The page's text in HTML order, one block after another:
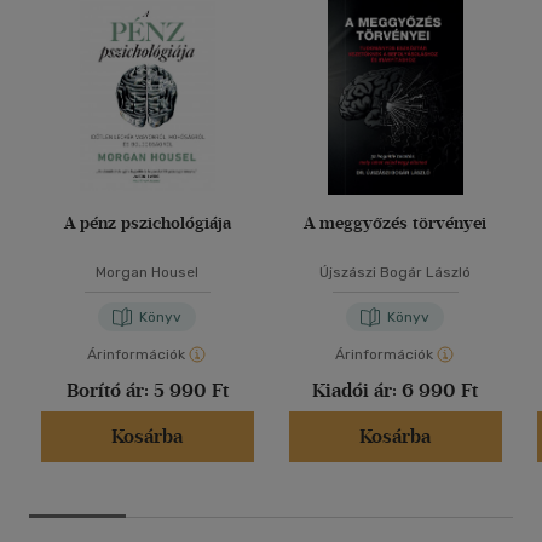
piacbefolyásolás céljai 173 A reklámozás funkciói 174 A
reklámhordozó és a reklámeszköz 174 Reklámkampányok
célja és eszközei 176 A vásárlásösztönzés felhasználási köre
és módszerei 176 Eladáshelyi vásárlásösztönző eszközök 177
A sikeres vállalkozások titkai 179 Ajánlott szakirodalom 183
Vállalkozói tudnivalók 185 Az egyéni vállalkozás 185 Ki nem
lehet egyéni vállalkozó 186 Milyen tevékenységet folytathat
az egyéni vállalkozó 186 Az egyéni vállalkozói igazolvány 187
A vállalkozói igazolvány tartalma 188 Az egyéni vállalkozás
közreműködése 190 Az egyéni vállalkozó mint munkáltató
is gazdálkodó szervezet 191 A vállakolkozói tevékenység
cégbejegyzési eljárás 193 Gazdasági társaságok 194
Általános rendelkezések 194 Egyes társaságokra vonatkozó
különös szabályok 197 Gyakorlati feladatok a vállalkozás
beindításánál, a társaság működésének megkezdésénél 204
Munkajog 211 A törvény hatálya 211 Munkaviszonyra
Érdekegyeztető Tanács 212 A szakszervezetek 213 A
A pénz pszichológiája
Morgan Housel
Könyv
Árinformációk
Borító ár: 5 990 Ft
Kosárba
A meggyőzés törvényei
Újszászi Bogár László
Könyv
Árinformációk
Kiadói ár: 6 990 Ft
Kosárba